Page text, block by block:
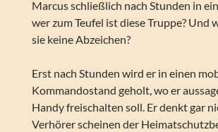
Marcus schließlich nach Stunden in
wer zum Teufel ist diese Truppe? Und
sie keine Abzeichen?
Erst nach Stunden wird er in einen
Kommandostand geholt, wo er
Handy freischalten soll. Er denkt gar
Verhörer scheinen der